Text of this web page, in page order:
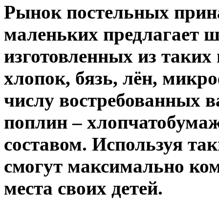
Рынок постельных
маленьких предлагает
изготовленных из
хлопок, бязь, лён,
числу востребованных
поплин –
составом. Используя
смогут максимально
места своих детей.